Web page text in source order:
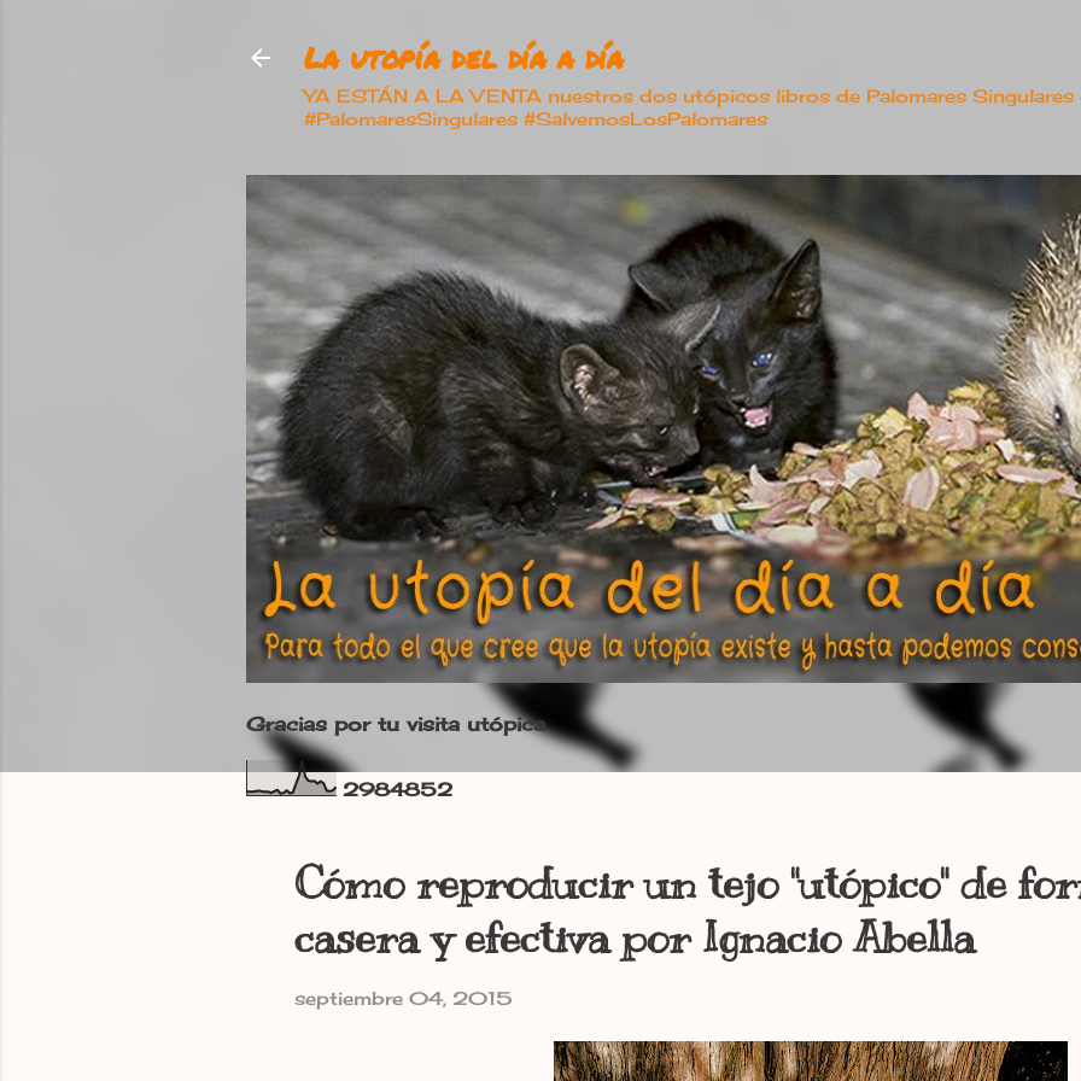
La utopía del día a día
YA ESTÁN A LA VENTA nuestros dos utópicos libros de Palomares Singulares
#PalomaresSingulares #SalvemosLosPalomares
Gracias por tu visita utópica
2984852
Cómo reproducir un tejo "utópico" de
casera y efectiva por Ignacio Abella
septiembre 04, 2015